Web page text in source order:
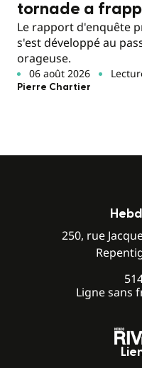
tornade a
Le rapport d'enquête
s'est développé au
orageuse.
06 août 2026
Pierre Chartier
250, rue
Ligne sans